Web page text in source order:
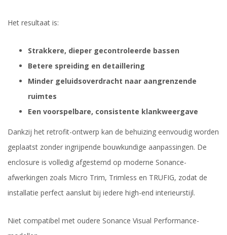
Het resultaat is:
Strakkere, dieper gecontroleerde bassen
Betere spreiding en detaillering
Minder geluidsoverdracht naar aangrenzende
ruimtes
Een voorspelbare, consistente klankweergave
Dankzij het retrofit-ontwerp kan de behuizing eenvoudig worden
geplaatst zonder ingrijpende bouwkundige aanpassingen. De
enclosure is volledig afgestemd op moderne Sonance-
afwerkingen zoals Micro Trim, Trimless en TRUFIG, zodat de
installatie perfect aansluit bij iedere high-end interieurstijl.
Niet compatibel met oudere Sonance Visual Performance-